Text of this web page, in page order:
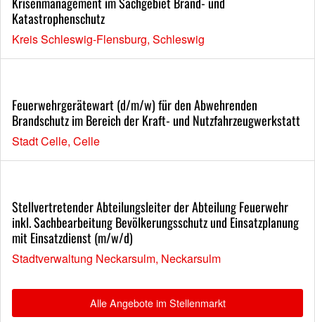
Katastrophenschutz
Kreis Schleswig-Flensburg, Schleswig
Feuerwehrgerätewart (d/m/w) für den Abwehrenden
Brandschutz im Bereich der Kraft- und Nutzfahrzeugwerkstatt
Stadt Celle, Celle
Stellvertretender Abteilungsleiter der Abteilung Feuerwehr
inkl. Sachbearbeitung Bevölkerungsschutz und Einsatzplanung
mit Einsatzdienst (m/w/d)
Stadtverwaltung Neckarsulm, Neckarsulm
Alle Angebote im Stellenmarkt